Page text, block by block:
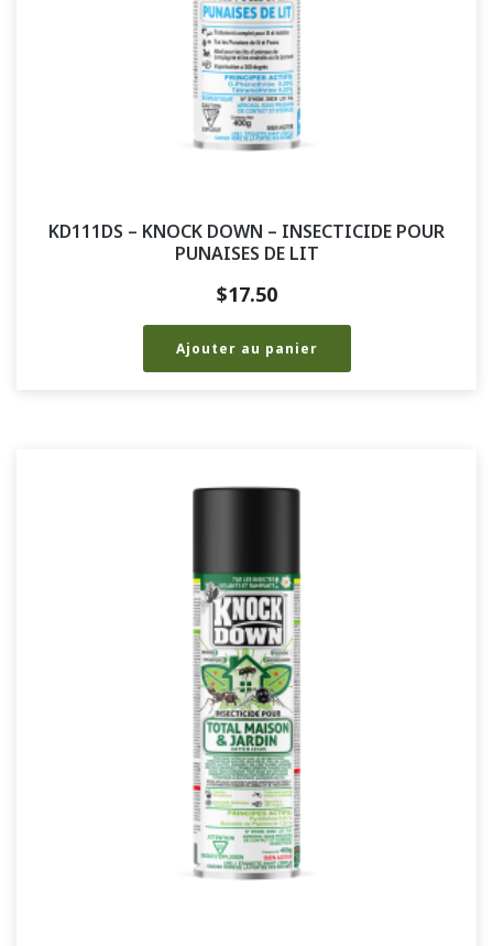
KD111DS – KNOCK DOWN – INSECTICIDE POUR
PUNAISES DE LIT
$17.50
Ajouter au panier